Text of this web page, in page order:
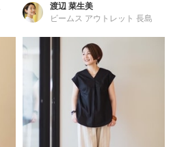
渡辺 菜生美
ビームス アウトレット 長島